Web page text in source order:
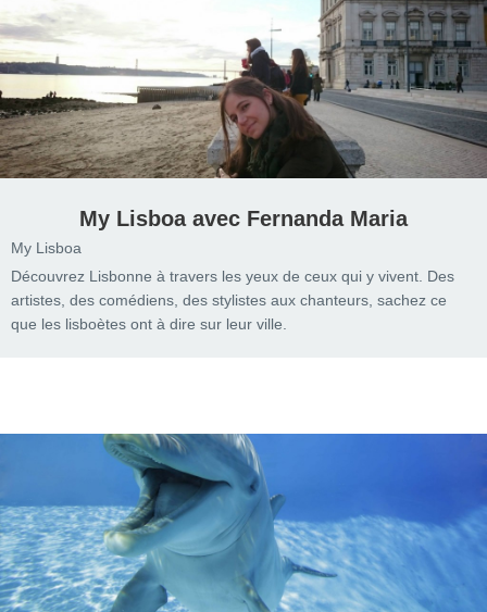
My Lisboa avec Fernanda Maria
My Lisboa
Découvrez Lisbonne à travers les yeux de ceux qui y vivent. Des
artistes, des comédiens, des stylistes aux chanteurs, sachez ce
que les lisboètes ont à dire sur leur ville.